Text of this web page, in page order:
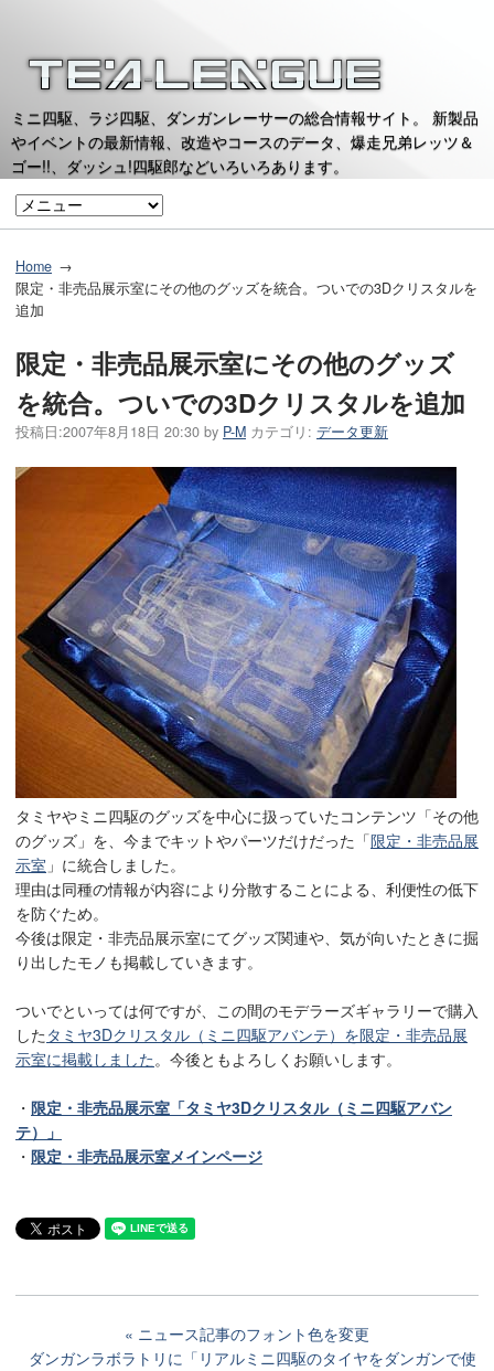
ミニ四駆、ラジ四駆、ダンガンレーサーの総合情報サイト。 新製品
やイベントの最新情報、改造やコースのデータ、爆走兄弟レッツ＆
ゴー!!、ダッシュ!四駆郎などいろいろあります。
Home
限定・非売品展示室にその他のグッズを統合。ついでの3Dクリスタルを
追加
限定・非売品展示室にその他のグッズ
を統合。ついでの3Dクリスタルを追加
投稿日:2007年8月18日 20:30 by P-M カテゴリ: データ更新
タミヤやミニ四駆のグッズを中心に扱っていたコンテンツ「その他
のグッズ」を、今までキットやパーツだけだった「限定・非売品展
示室 」に統合しました。
理由は同種の情報が内容により分散することによる、利便性の低下
を防ぐため。
今後は限定・非売品展示室にてグッズ関連や、気が向いたときに掘
り出したモノも掲載していきます。
ついでといっては何ですが、この間のモデラーズギャラリーで購入
した タミヤ3Dクリスタル（ミニ四駆アバンテ）を限定・非売品展
示室に掲載しました。今後ともよろしくお願いします。
・ 限定・非売品展示室「タミヤ3Dクリスタル（ミニ四駆アバン
テ）」
・ 限定・非売品展示室メインページ
ニュース記事のフォント色を変更
ダンガンラボラトリに「リアルミニ四駆のタイヤをダンガンで使